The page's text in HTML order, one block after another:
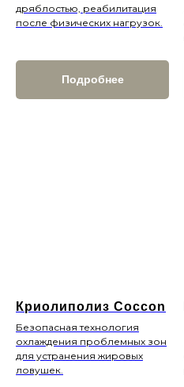
дряблостью, реабилитация
после физических нагрузок.
Подробнее
Криолиполиз Coccon
Безопасная технология
охлаждения проблемных зон
для устранения жировых
ловушек.